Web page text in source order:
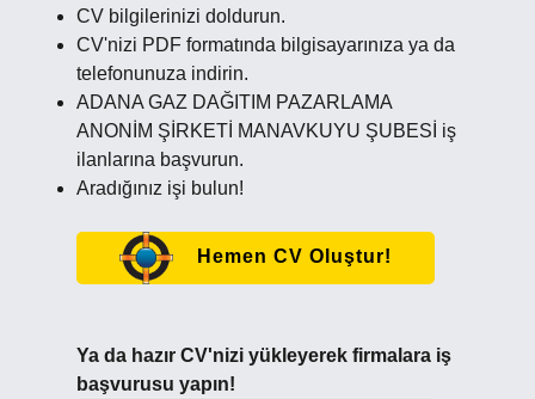
CV bilgilerinizi doldurun.
CV'nizi PDF formatında bilgisayarınıza ya da
telefonunuza indirin.
ADANA GAZ DAĞITIM PAZARLAMA
ANONİM ŞİRKETİ MANAVKUYU ŞUBESİ iş
ilanlarına başvurun.
Aradığınız işi bulun!
Hemen CV Oluştur!
Ya da hazır CV'nizi yükleyerek firmalara iş
başvurusu yapın!